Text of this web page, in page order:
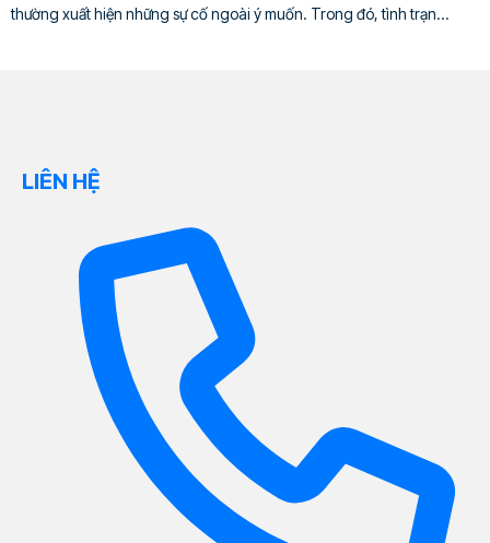
thường xuất hiện những sự cố ngoài ý muốn. Trong đó, tình trạn...
LIÊN HỆ